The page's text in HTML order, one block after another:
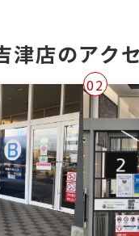
津店のアク
02